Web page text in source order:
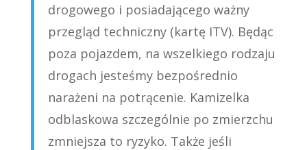
drogowego i posiadającego ważny
przegląd techniczny (kartę ITV). Będąc
poza pojazdem, na wszelkiego rodzaju
drogach jesteśmy bezpośrednio
narażeni na potrącenie. Kamizelka
odblaskowa szczególnie po zmierzchu
zmniejsza to ryzyko. Także jeśli